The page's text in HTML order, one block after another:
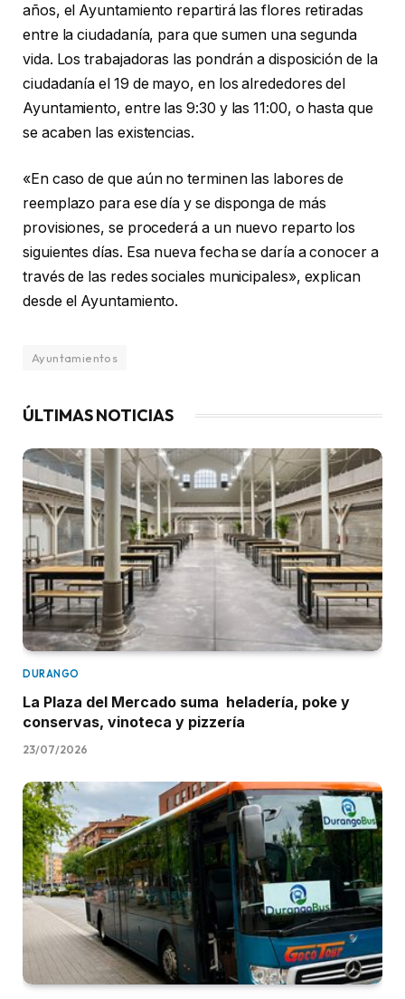
años, el Ayuntamiento repartirá las flores retiradas
entre la ciudadanía, para que sumen una segunda
vida. Los trabajadoras las pondrán a disposición de la
ciudadanía el 19 de mayo, en los alrededores del
Ayuntamiento, entre las 9:30 y las 11:00, o hasta que
se acaben las existencias.
«En caso de que aún no terminen las labores de
reemplazo para ese día y se disponga de más
provisiones, se procederá a un nuevo reparto los
siguientes días. Esa nueva fecha se daría a conocer a
través de las redes sociales municipales», explican
desde el Ayuntamiento.
Ayuntamientos
ÚLTIMAS NOTICIAS
DURANGO
La Plaza del Mercado suma heladería, poke y
conservas, vinoteca y pizzería
23/07/2026